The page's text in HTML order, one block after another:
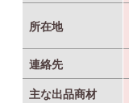
所在地
連絡先
主な出品商材